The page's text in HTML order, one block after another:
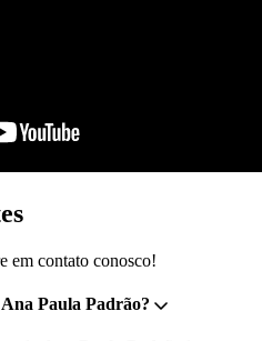
em contato conosco!
Paula Padrão?